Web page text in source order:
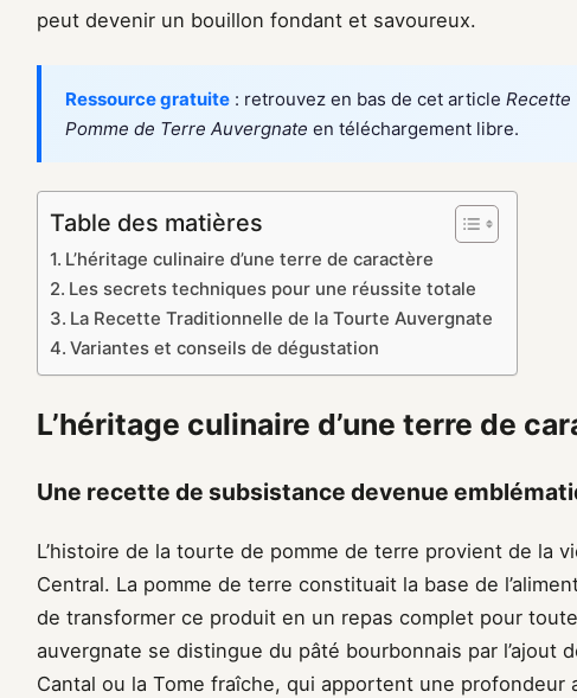
peut devenir un bouillon fondant et savoureux.
Ressource gratuite : retrouvez en bas de cet article Recette
Pomme de Terre Auvergnate en téléchargement libre.
Table des matières
L’héritage culinaire d’une terre de caractère
Les secrets techniques pour une réussite totale
La Recette Traditionnelle de la Tourte Auvergnate
Variantes et conseils de dégustation
L’héritage culinaire d’une terre de
Une recette de subsistance devenue
L’histoire de la tourte de pomme de terre provient de la
Central. La pomme de terre constituait la base de
de transformer ce produit en un repas complet pour
auvergnate se distingue du pâté bourbonnais par l’ajout
Cantal ou la Tome fraîche, qui apportent une profondeur